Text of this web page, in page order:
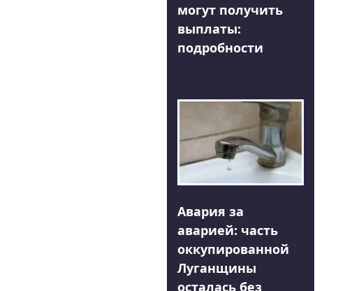
могут получить
выплаты:
подробности
Авария за
аварией: часть
оккупированной
Луганщины
осталась без